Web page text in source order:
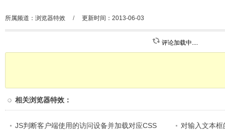
所属频道： 浏览器特效 / 更新时间：2013-06-03
评论加载中....
相关浏览器特效 ：
JS判断客户端使用的访问设备并加载对应CSS
对输入文本